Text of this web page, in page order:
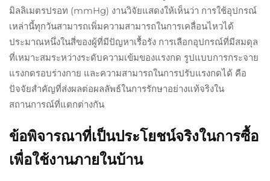
มิลลิเมตรปรอท (mmHg) งานวิจัยแสดงให้เห็นว่า การใช้อุปกรณ์
เหล่านี้ทุกวันสามารถเพิ่มความสามารถในการเคลื่อนไหวได้
ประมาณหนึ่งในสี่ของผู้ที่มีปัญหาเรื้อรัง การเลือกอุปกรณ์ที่มีสมดุล
ที่เหมาะสมระหว่างระดับความเข้มของแรงกด รูปแบบการกระจาย
แรงกดรอบร่างกาย และความสามารถในการปรับแรงกดได้ คือ
ปัจจัยสำคัญที่ส่งผลต่อผลลัพธ์ในการรักษาอย่างแท้จริงใน
สถานการณ์ที่แตกต่างกัน
ข้อพิจารณาที่เป็นประโยชน์จริงในการซื้อ
เพื่อใช้งานภายในบ้าน